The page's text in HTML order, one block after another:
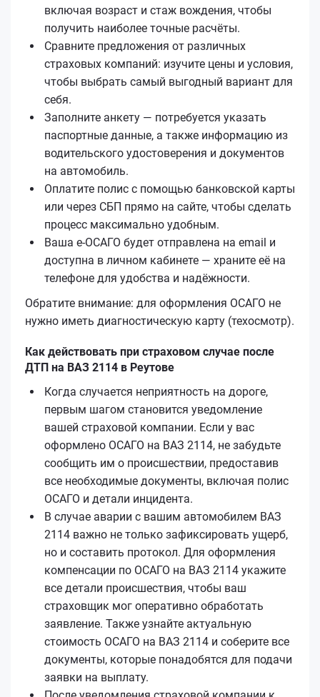
включая возраст и стаж вождения, чтобы
получить наиболее точные расчёты.
Сравните предложения от различных
страховых компаний: изучите цены и условия,
чтобы выбрать самый выгодный вариант для
себя.
Заполните анкету — потребуется указать
паспортные данные, а также информацию из
водительского удостоверения и документов
на автомобиль.
Оплатите полис с помощью банковской карты
или через СБП прямо на сайте, чтобы сделать
процесс максимально удобным.
Ваша е‑ОСАГО будет отправлена на email и
доступна в личном кабинете — храните её на
телефоне для удобства и надёжности.
Обратите внимание: для оформления ОСАГО не
нужно иметь диагностическую карту (техосмотр).
Как действовать при страховом случае после
ДТП на ВАЗ 2114 в Реутове
Когда случается неприятность на дороге,
первым шагом становится уведомление
вашей страховой компании. Если у вас
оформлено ОСАГО на ВАЗ 2114, не забудьте
сообщить им о происшествии, предоставив
все необходимые документы, включая полис
ОСАГО и детали инцидента.
В случае аварии с вашим автомобилем ВАЗ
2114 важно не только зафиксировать ущерб,
но и составить протокол. Для оформления
компенсации по ОСАГО на ВАЗ 2114 укажите
все детали происшествия, чтобы ваш
страховщик мог оперативно обработать
заявление. Также узнайте актуальную
стоимость ОСАГО на ВАЗ 2114 и соберите все
документы, которые понадобятся для подачи
заявки на выплату.